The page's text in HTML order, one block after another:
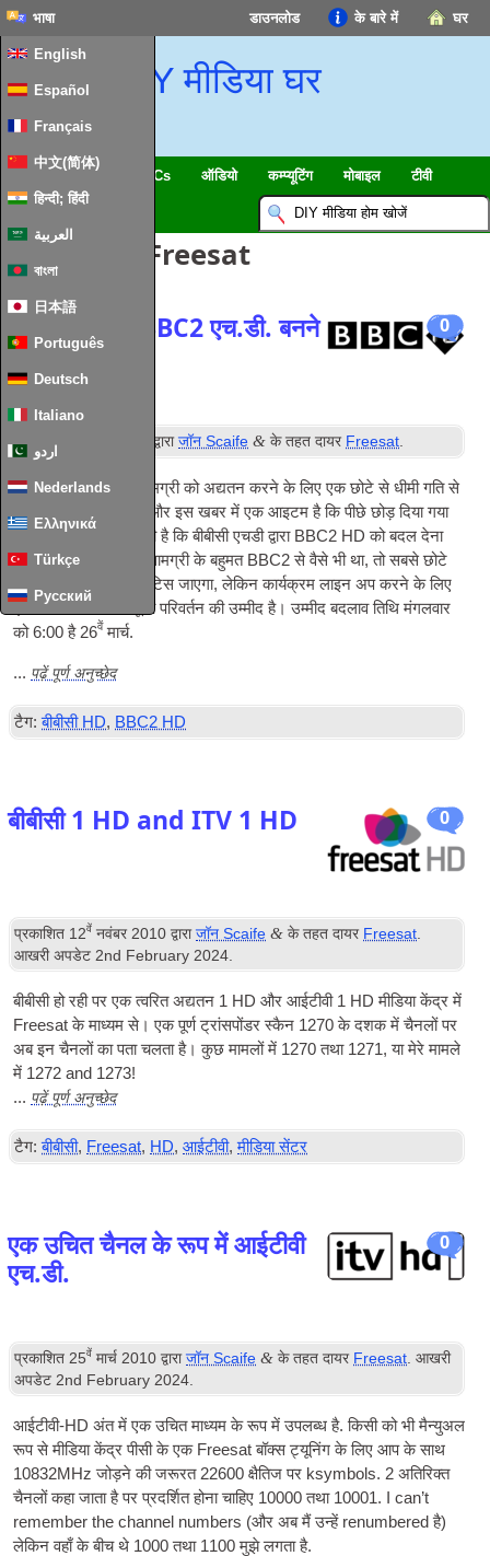
घर
के बारे में
डाउनलोड
भाषा
English
Español
Français
中文(简体)
हिन्दी; हिंदी
العربية
বাংলা
日本語
Português
Deutsch
Italiano
اردو
Nederlands
Ελληνικά
Türkçe
Русский
DIY मीडिया घर
स्मार्ट घर & IoT HTPCs ऑडियो कम्प्यूटिंग मोबाइल टीवी
पोस्ट वर्गीकृत: Freesat
0
बीबीसी एच.डी. BBC2 एच.डी. बनने
के लिए
की तैनाती द्वाराजॉन Scaife & के तहत दायर Freesat.
मैं हाल ही में साइट पर सामग्री को अद्यतन करने के लिए एक छोटे से धीमी गति से
हो रही दौर किया गया है, और इस खबर में एक आइटम है कि पीछे छोड़ दिया गया
था। बीबीसी की घोषणा की है कि बीबीसी एचडी द्वारा BBC2 HD को बदल देना
चाहिए। BBC HD पर सामग्री के बहुमत BBC2 से वैसे भी था, तो सबसे छोटे
मतभेद fer खिलाडि़यों नोटिस जाएगा, लेकिन कार्यक्रम लाइन अप करने के लिए
एक नया लोगो और मामूली परिवर्तन की उम्मीद है। उम्मीद बदलाव तिथि मंगलवार
को 6:00 है 26वें मार्च.
... पढ़ें पूर्ण अनुच्छेद
टैग: बीबीसी HD, BBC2 HD
0
बीबीसी 1 HD and ITV 1 HD
प्रकाशित 12वें नवंबर 2010 द्वाराजॉन Scaife & के तहत दायर Freesat
आखरी अपडेट 2nd February 2024
बीबीसी हो रही पर एक त्वरित अद्यतन 1 HD और आईटीवी 1 HD मीडिया केंद्र में
Freesat के माध्यम से। एक पूर्ण ट्रांसपोंडर स्कैन 1270 के दशक में चैनलों पर
अब इन चैनलों का पता चलता है। कुछ मामलों में 1270 तथा 1271, या मेरे मामले
में 1272and 1273!
... पढ़ें पूर्ण अनुच्छेद
टैग: बीबीसी, Freesat, HD,आईटीवी,मीडिया सेंटर
0
एक उचित चैनल के रूप में आईटीवी
एच.डी.
प्रकाशित 25वें मार्च 2010 द्वाराजॉन Scaife & के तहत दायर Freesat . आखरी
अपडेट 2nd February 2024
आईटीवी-HD अंत में एक उचित माध्यम के रूप में उपलब्ध है. किसी को भी मैन्युअल
रूप से मीडिया केंद्र पीसी के एक Freesat बॉक्स ट्यूनिंग के लिए आप के साथ
10832MHz जोड़ने की जरूरत 22600 क्षैतिज पर ksymbols. 2 अतिरिक्त
चैनलों कहा जाता है पर प्रदर्शित होना चाहिए 10000 तथा 10001.
I can­’t
remem­ber the chan­nel num­bers (और अब मैं उन्हें renumbered है)
लेकिन वहाँ के बीच थे 1000 तथा 1100 मुझे लगता है.